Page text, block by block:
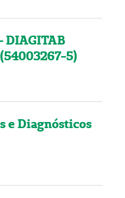
DIAGITAB
5)
e Diagnósticos